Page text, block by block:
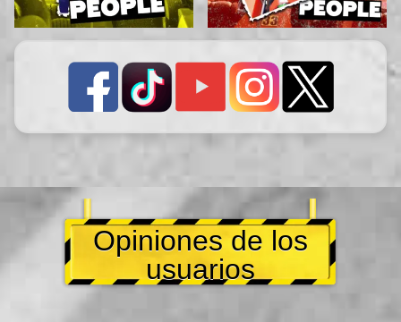
Opiniones de los
usuarios